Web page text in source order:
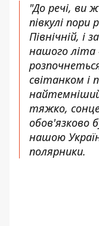
"До речі, ви
півкулі пори
Північній, і
нашого
світанком і
тяжко, сонце
обов'язково
нашою
полярники.